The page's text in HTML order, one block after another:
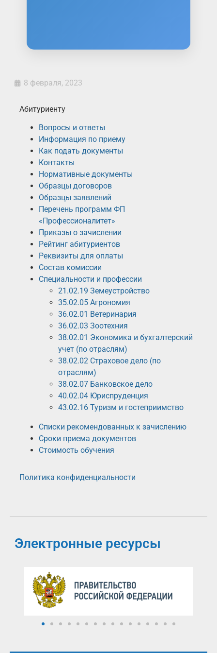
8 февраля, 2023
Абитуриенту
Вопросы и ответы
Информация по приему
Как подать документы
Контакты
Нормативные документы
Образцы договоров
Образцы заявлений
Перечень программ ФП
«Профессионалитет»
Приказы о зачислении
Рейтинг абитуриентов
Реквизиты для оплаты
Состав комиссии
Специальности и профессии
21.02.19 Земеустройство
35.02.05 Агрономия
36.02.01 Ветеринария
36.02.03 Зоотехния
38.02.01 Экономика и бухгалтерский
учет (по отраслям)
38.02.02 Страховое дело (по
отраслям)
38.02.07 Банковское дело
40.02.04 Юриспруденция
43.02.16 Туризм и гостеприимство
Списки рекомендованных к зачислению
Сроки приема документов
Стоимость обучения
Политика конфиденциальности
Электронные ресурсы